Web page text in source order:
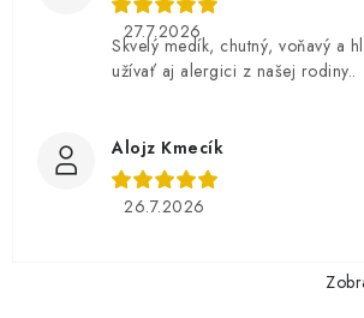
27.7.2026
Skvelý medík, chutný, voňavý a
užívať aj alergici z našej rodiny..
Alojz Kmecík
26.7.2026